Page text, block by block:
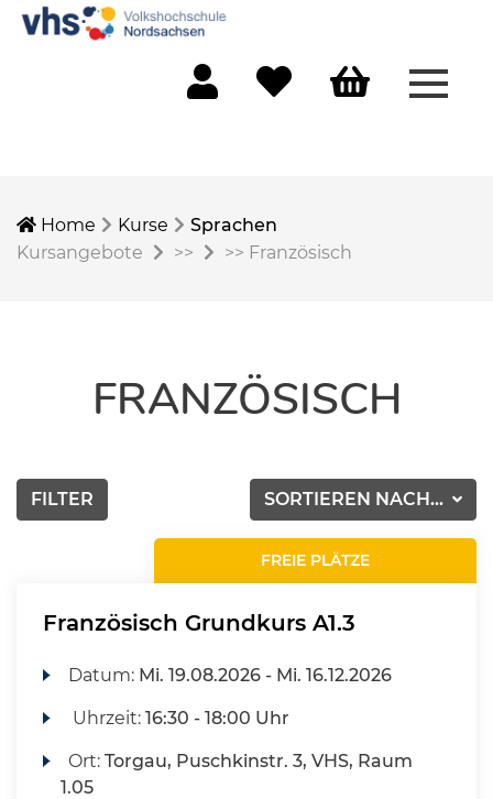
Home Kurse
Sprachen
Kursangebote
>> >> Französisch
FRANZÖSISCH
SORTIEREN NACH...
FILTER
FREIE PLÄTZE
Französisch Grundkurs A1.3
Datum: Mi. 19.08.2026 - Mi. 16.12.2026
Uhrzeit:16:30 - 18:00 Uhr
Ort:Torgau, Puschkinstr. 3, VHS, Raum
1.05